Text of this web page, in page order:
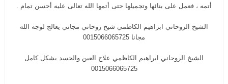
أتمه ، فعمل على بنائها وتجميلها حتى أتمها الله تعالى عليه أحسن تمام .
الشيخ الروحاني ابراهيم الكاظمي شيخ روحاني مجاني يعالج لوجه الله
مجانا 0015066065725
الشيخ الروحاني ابراهيم الكاظمي علاج العين والحسد بشكل كامل
0015066065725